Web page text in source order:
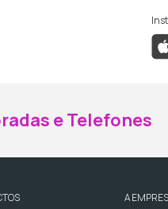
Facebook da
ao Instagram
e Telefones
A